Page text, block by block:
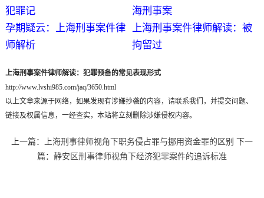
犯罪记
海刑事案
孕期疑云：上海刑事案件律
师解析
上海刑事案件律师解读：被
拘留过
上海刑事案件律师解读：犯罪预备的常见表现形式
http://www.lvshi985.com/jaq/3650.html
以上文章来源于网络，如果发现有涉嫌抄袭的内容，请联系我们，并提交问题、
链接及权属信息，一经查实，本站将立刻删除涉嫌侵权内容。
上一篇： 上海刑事律师视角下职务侵占罪与挪用资金罪的区别 下一
篇： 静安区刑事律师视角下经济犯罪案件的追诉标准